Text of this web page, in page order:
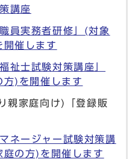
講座
員実務者研修」(対象
開催します
祉士試験対策講座」
方)を開催します
親家庭向け)「登録販
ネージャー試験対策講
の方)を開催します